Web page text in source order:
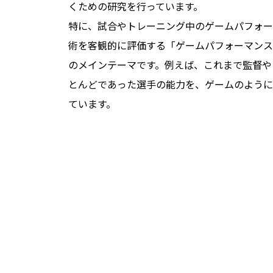
くための研究を行っています。
特に、試合やトレーニング中のゲームパフォ
術を客観的に評価する「ゲームパフォーマン
のメインテーマです。例えば、これまで監督
とんどであった選手の能力を、ゲームのよう
ています。